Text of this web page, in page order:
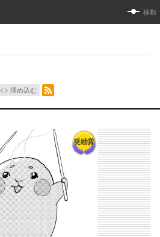
移動
埋め込む
RSSフィード